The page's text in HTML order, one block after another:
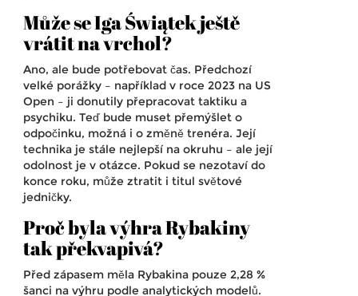
Může se Iga Świątek ještě
vrátit na vrchol?
Ano, ale bude potřebovat čas. Předchozí
velké porážky – například v roce 2023 na US
Open – ji donutily přepracovat taktiku a
psychiku. Teď bude muset přemýšlet o
odpočinku, možná i o změně trenéra. Její
technika je stále nejlepší na okruhu – ale její
odolnost je v otázce. Pokud se nezotaví do
konce roku, může ztratit i titul světové
jedničky.
Proč byla výhra Rybakiny
tak překvapivá?
Před zápasem měla Rybakina pouze 2,28 %
šanci na výhru podle analytických modelů.